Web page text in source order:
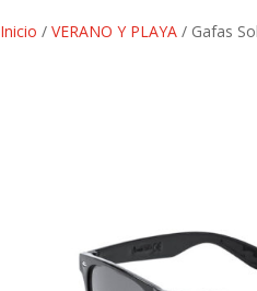
Inicio / VERANO Y PLAYA / Gafas